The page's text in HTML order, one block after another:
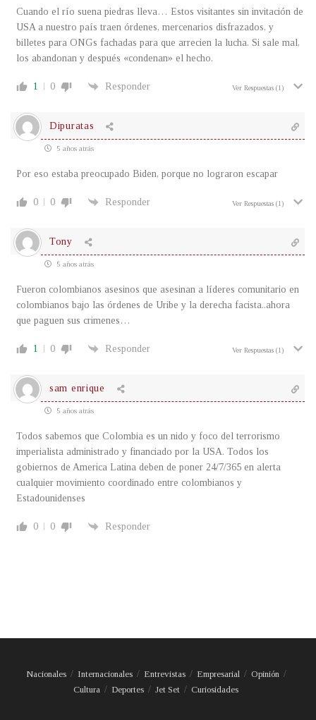
Cuando el río suena piedras lleva… Estos visitantes sin invitación de
USA a nuestro país traen órdenes, mercenarios disfrazados, y
billetes para ONGs fachadas para que arrecien la lucha. Si sale mal,
los abandonan y después «condenan» el hecho.
1 0 Responder Ver Respuestas (1)
Dipuratas
5 años atrás
Por eso estaba preocupado Biden, porque no lograron escapar
0 0 Responder Ver Respuestas (1)
Tony
5 años atrás
Fueron colombianos asesinos que asesinan a líderes comunitario en
colombianos bajo las órdenes de Uribe y la derecha facista..ahora
que paguen sus crimenes…
1 0 Responder Ver Respuestas (1)
sam enrique
5 años atrás
Todos sabemos que Colombia es un nido y foco del terrorismo
imperialista administrado y financiado por la USA. Todos los
gobiernos de America Latina deben de poner 24/7/365 en alerta
cualquier movimiento coordinado entre colombianos y
Estadounidenses
0 0 Responder
Nacionales Internacionales Entrevistas Empresarial
Opinión
Cultura
Deportes Jet Set Curiosidades